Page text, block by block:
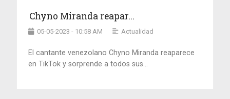
Chyno Miranda reapar...
05-05-2023 - 10:58 AM Actualidad
El cantante venezolano Chyno Miranda reaparece
en TikTok y sorprende a todos sus...